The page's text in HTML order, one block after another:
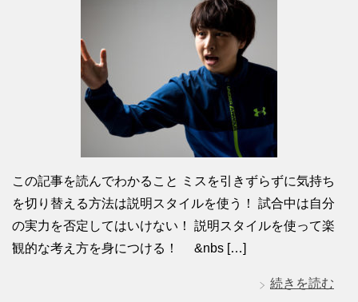
この記事を読んでわかること ミスを引きずらずに気持ち
を切り替える方法は説明スタイルを使う！ 試合中は自分
の実力を否定してはいけない！ 説明スタイルを使って楽
観的な考え方を身につける！ &nbs […]
続きを読む